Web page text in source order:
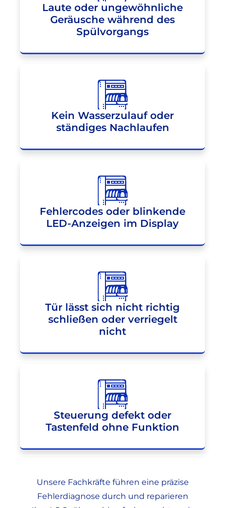
Laute oder ungewöhnliche
Geräusche während des
Spülvorgangs
Kein Wasserzulauf oder
ständiges Nachlaufen
Fehlercodes oder blinkende
LED-Anzeigen im Display
Tür lässt sich nicht richtig
schließen oder verriegelt
nicht
Steuerung defekt oder
Tastenfeld ohne Funktion
Unsere Fachkräfte führen eine präzise
Fehlerdiagnose durch und reparieren